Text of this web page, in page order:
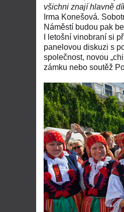
všichni znají hlavně
Irma Konešová.
Náměstí budou pak
I letošní vinobraní si
panelovou diskuzi s
společnost, novou
zámku nebo soutěž